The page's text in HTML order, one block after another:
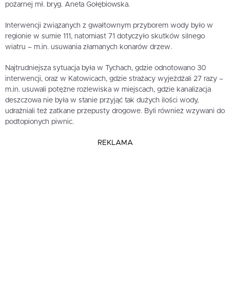
pożarnej mł. bryg. Aneta Gołębiowska.
Interwencji związanych z gwałtownym przyborem wody było w
regionie w sumie 111, natomiast 71 dotyczyło skutków silnego
wiatru – m.in. usuwania złamanych konarów drzew.
Najtrudniejsza sytuacja była w Tychach, gdzie odnotowano 30
interwencji, oraz w Katowicach, gdzie strażacy wyjeżdżali 27 razy –
m.in. usuwali potężne rozlewiska w miejscach, gdzie kanalizacja
deszczowa nie była w stanie przyjąć tak dużych ilości wody,
udrażniali też zatkane przepusty drogowe. Byli również wzywani do
podtopionych piwnic.
REKLAMA